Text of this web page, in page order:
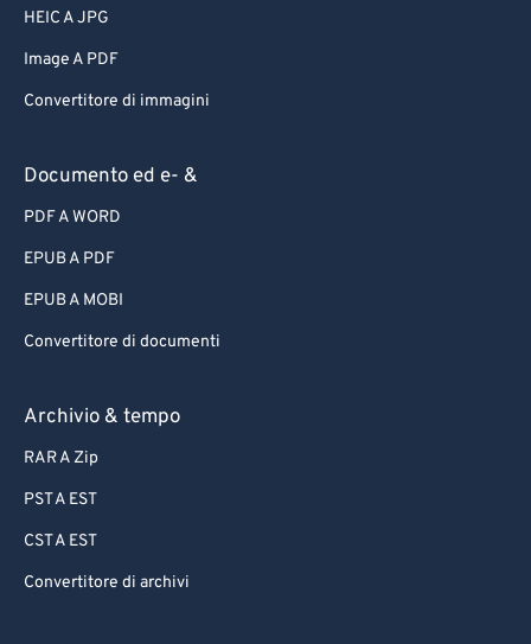
HEIC A JPG
Image A PDF
Convertitore di immagini
Documento ed e- &
PDF A WORD
EPUB A PDF
EPUB A MOBI
Convertitore di documenti
Archivio & tempo
RAR A Zip
PST A EST
CST A EST
Convertitore di archivi